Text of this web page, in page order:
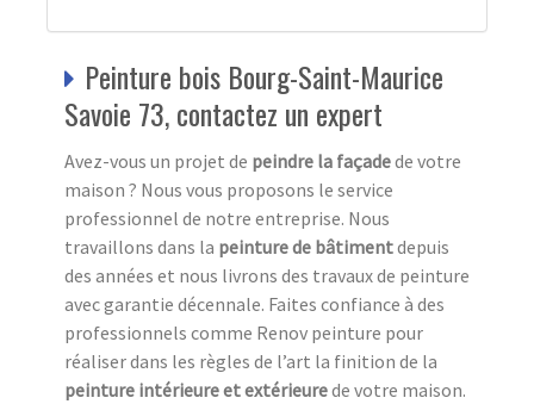
Peinture bois Bourg-Saint-Maurice
Savoie 73, contactez un expert
Avez-vous un projet de peindre la façadede votre
maison ? Nous vous proposons le service
professionnel de notre entreprise. Nous
travaillons dans la peinture de bâtimentdepuis
des années et nous livrons des travaux de peinture
avec garantie décennale. Faites confiance à des
professionnels comme Renov peinture pour
réaliser dans les règles de l’art la finition de la
peinture intérieure et extérieurede votre maison.